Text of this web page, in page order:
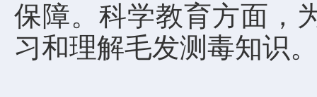
保障。科学教育方面，
习和理解毛发测毒知识。